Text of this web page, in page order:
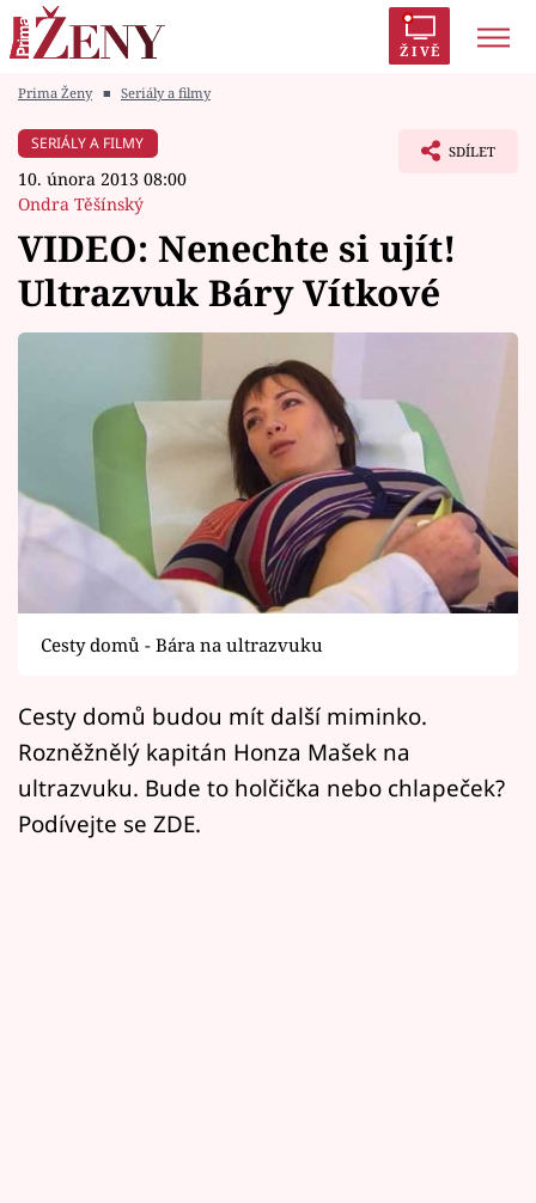
ŽIVĚ
Módní alarm
Témata
Vztahy
Seriály
Horoskopy
Sledujte prima+
Filmový festival Karlovy Vary
Pořady
Mámy sobě
Prima Ženy ■ Seriály a filmy
SERIÁLY A FILMY
10. února 2013 08:00
Ondra Těšínský
SDÍLET
VIDEO: Nenechte si ujít!
Ultrazvuk Báry Vítkové
Cesty domů - Bára na ultrazvuku
Cesty domů budou mít další miminko.
Rozněžnělý kapitán Honza Mašek na
ultrazvuku. Bude to holčička nebo chlapeček?
Podívejte se ZDE.